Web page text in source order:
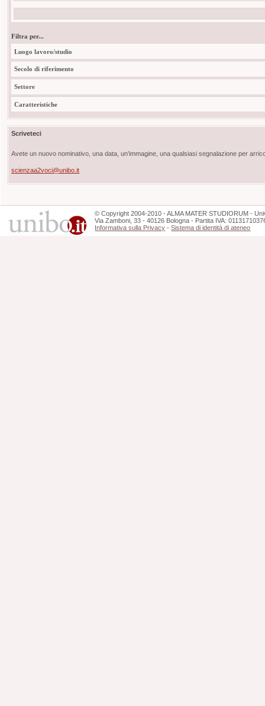
Filtra per...
Luogo lavoro/studio
Secolo di riferimento
Settore
Caratteristiche
Scriveteci
Avete un nuovo nominativo, una data, un'immagine, una qualsiasi segnalazione per
scienzaa2voci@unibo.it
©Copyright 2004-2010 - ALMA MATER STUDIORUM -
Via Zamboni, 33 - 40126 Bologna - Partita IVA:
Informativa sulla Privacy -Sistema di identità di ateneo